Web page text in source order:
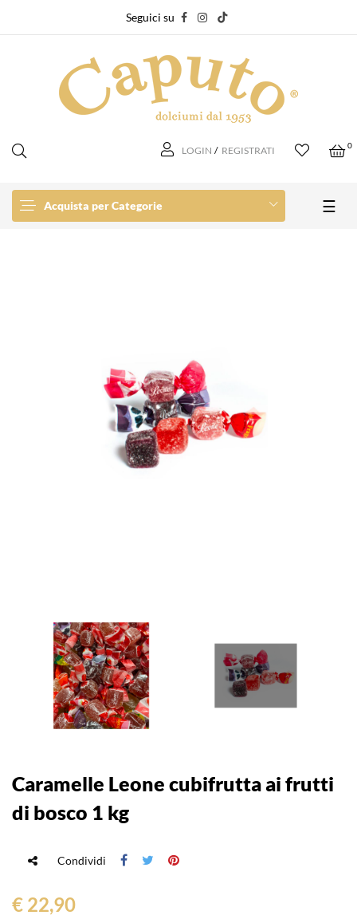
Seguici su
LOGIN / REGISTRATI 0
Acquista per Categorie ☰
Caramelle Leone cubifrutta ai frutti
di bosco 1 kg
Condividi
€ 22,90